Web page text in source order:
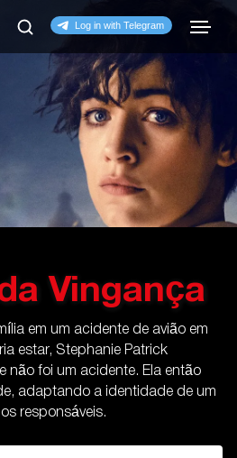
Vingança
em um acidente de avião em
estar, Stephanie Patrick
não foi um acidente. Ela então
adaptando a identidade de um
responsáveis.